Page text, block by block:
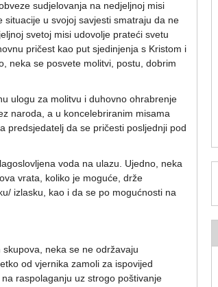
sudjelovanja na nedjeljnoj misi
u svojoj savjesti smatraju da ne
svetoj misi udovolje prateći svetu
pričest kao put sjedinjenja s Kristom i
neka se posvete molitvi, postu, dobrim
ulogu za molitvu i duhovno ohrabrenje
naroda, a u koncelebriranim misama
predsjedatelj da se pričesti posljednji pod
voda na ulazu. Ujedno, neka
vrata, koliko je moguće, drže
izlasku, kao i da se po mogućnosti na
neka se ne održavaju
od vjernika zamoli za ispovijed
raspolaganju uz strogo poštivanje